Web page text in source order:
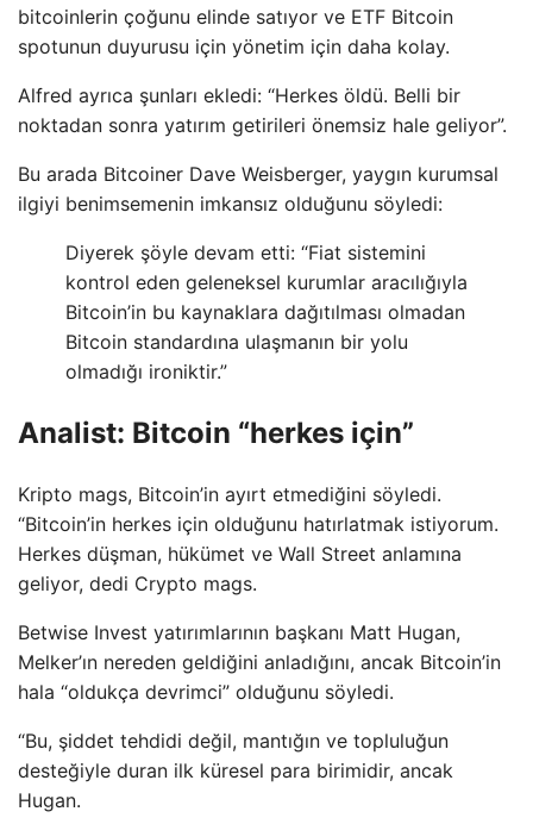
bitcoinlerin çoğunu elinde satıyor ve ETF Bitcoin
spotunun duyurusu için yönetim için daha kolay.
Alfred ayrıca şunları ekledi: “Herkes öldü. Belli bir
noktadan sonra yatırım getirileri önemsiz hale geliyor”.
Bu arada Bitcoiner Dave Weisberger, yaygın kurumsal
ilgiyi benimsemenin imkansız olduğunu söyledi:
Diyerek şöyle devam etti: “Fiat sistemini
kontrol eden geleneksel kurumlar aracılığıyla
Bitcoin’in bu kaynaklara dağıtılması olmadan
Bitcoin standardına ulaşmanın bir yolu
olmadığı ironiktir.”
Analist: Bitcoin “herkes için”
Kripto mags, Bitcoin’in ayırt etmediğini söyledi.
“Bitcoin’in herkes için olduğunu hatırlatmak istiyorum.
Herkes düşman, hükümet ve Wall Street anlamına
geliyor, dedi Crypto mags.
Betwise Invest yatırımlarının başkanı Matt Hugan,
Melker’ın nereden geldiğini anladığını, ancak Bitcoin’in
hala “oldukça devrimci” olduğunu söyledi.
“Bu, şiddet tehdidi değil, mantığın ve topluluğun
desteğiyle duran ilk küresel para birimidir, ancak
Hugan.